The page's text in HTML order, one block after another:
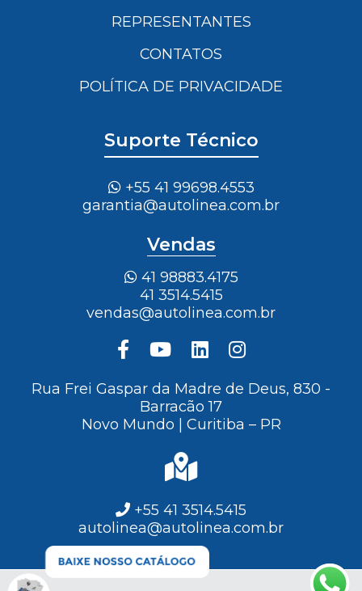
REPRESENTANTES
CONTATOS
POLÍTICA DE PRIVACIDADE
Suporte Técnico
+55 41 99698.4553
garantia@autolinea.com.br
Vendas
41 98883.4175
41 3514.5415
vendas@autolinea.com.br
Rua Frei Gaspar da Madre de Deus, 830 -
Barracão 17
Novo Mundo | Curitiba – PR
+55 41 3514.5415
autolinea@autolinea.com.br